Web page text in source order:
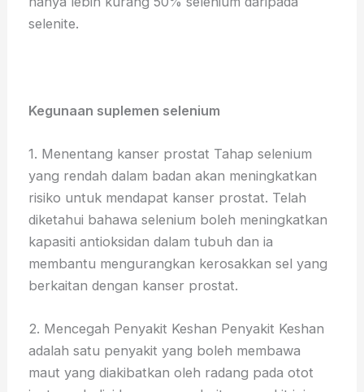
selenite.
Kegunaan suplemen selenium
1. Menentang kanser prostat Tahap selenium
yang rendah dalam badan akan meningkatkan
risiko untuk mendapat kanser prostat. Telah
diketahui bahawa selenium boleh meningkatkan
kapasiti antioksidan dalam tubuh dan ia
membantu mengurangkan kerosakkan sel yang
berkaitan dengan kanser prostat.
2. Mencegah Penyakit Keshan Penyakit Keshan
adalah satu penyakit yang boleh membawa
maut yang diakibatkan oleh radang pada otot